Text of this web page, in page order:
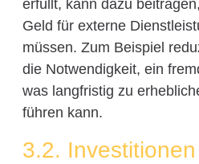
erfüllt, kann dazu
Geld für externe
müssen. Zum Beispiel
die Notwendigkeit, ein
was langfristig zu
führen kann.
3.2.